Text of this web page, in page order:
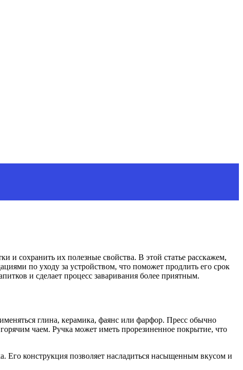
сохранить их полезные свойства. В этой статье расскажем,
по уходу за устройством, что поможет продлить его срок
и сделает процесс заваривания более приятным.
глина, керамика, фаянс или фарфор. Пресс обычно
чаем. Ручка может иметь прорезиненное покрытие, что
Его конструкция позволяет насладиться насыщенным вкусом и